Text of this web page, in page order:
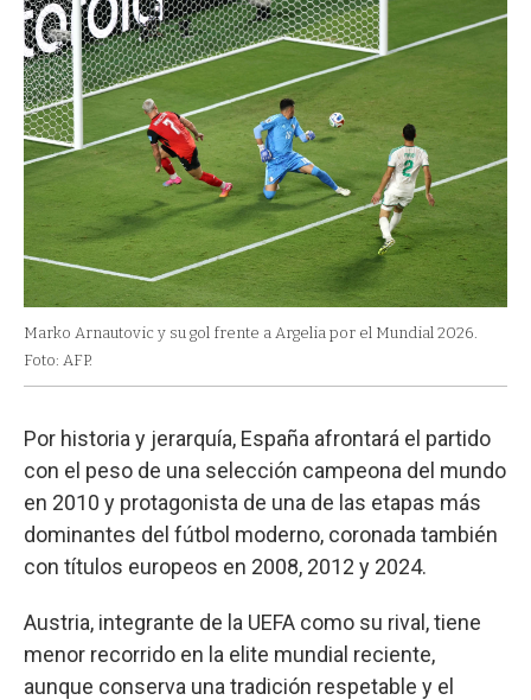
Marko Arnautovic y su gol frente a Argelia por el Mundial 2026.
Foto: AFP.
Por historia y jerarquía, España afrontará el partido
con el peso de una selección campeona del mundo
en 2010 y protagonista de una de las etapas más
dominantes del fútbol moderno, coronada también
con títulos europeos en 2008, 2012 y 2024.
Austria, integrante de la UEFA como su rival, tiene
menor recorrido en la elite mundial reciente,
aunque conserva una tradición respetable y el